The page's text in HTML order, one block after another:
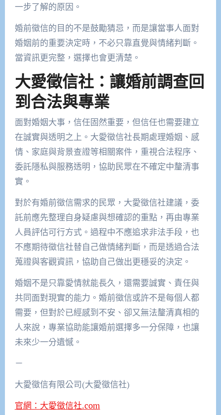
一步了解的原因。
婚前徵信的目的不是鼓勵猜忌，而是讓當事人面對
婚姻前的重要決定時，不必只靠直覺與情緒判斷。
當資訊更完整，選擇也會更清楚。
大愛徵信社：讓婚前調查回
到合法與專業
面對婚姻大事，信任固然重要，但信任也需要建立
在誠實與透明之上。大愛徵信社長期處理婚姻、感
情、家庭與背景查證等相關案件，重視合法程序、
委託隱私與服務透明，協助民眾在不確定中釐清事
實。
對於有婚前徵信需求的民眾，大愛徵信社建議，委
託前應先整理自身疑慮與想確認的重點，再由專業
人員評估可行方式。過程中不應追求非法手段，也
不應期待徵信社替自己做情緒判斷，而是透過合法
蒐證與客觀資訊，協助自己做出更穩妥的決定。
婚姻不是只靠愛情就能長久，還需要誠實、責任與
共同面對現實的能力。婚前徵信或許不是每個人都
需要，但對於已經感到不安、卻又無法釐清真相的
人來說，專業協助能讓婚前選擇多一分保障，也讓
未來少一分遺憾。
－
大愛徵信有限公司(大愛徵信社)
官網：大愛徵信社.com